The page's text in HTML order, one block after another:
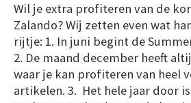
Wil je extra profiteren van de
Zalando? Wij zetten even wat
rijtje: 1. In juni begint de
2. De maand december heeft
waar je kan profiteren van heel
artikelen. 3. Het hele jaar door